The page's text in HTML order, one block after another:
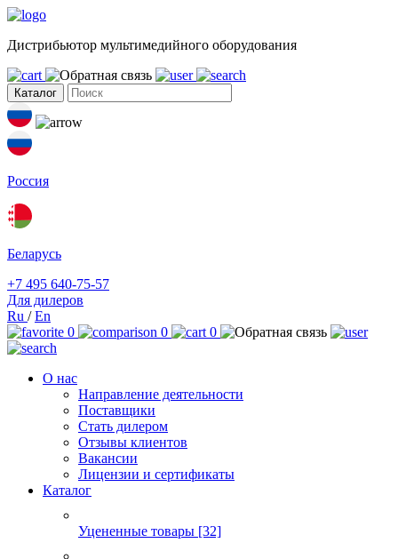
Дистрибьютор мультимедийного оборудования
Каталог
Россия
Беларусь
+7 495 640-75-57
Для дилеров
Ru /En
0
0 0
О нас
Направление деятельности
Поставщики
Стать дилером
Отзывы клиентов
Вакансии
Лицензии и сертификаты
Каталог
Уцененные товары [32]